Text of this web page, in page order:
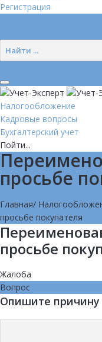
Регистрация
Налогообложение
Кадровые вопросы
Бухгалтерский учет
Пойти...
просьбе
Главная/
просьбе покупателя
просьбе
Жалоба
Вопрос
Опишите